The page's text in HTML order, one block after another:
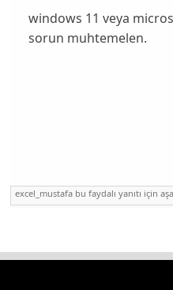
windows 11 veya
sorun muhtemelen.
excel_mustafa bu faydalı yanıtı için